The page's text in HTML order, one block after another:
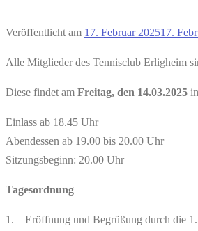
Veröffentlicht am 17. Februar 202517.
Alle Mitglieder des Tennisclub Erligheim
Diese findet am Freitag, den 14.03.2025
Einlass ab 18.45 Uhr
Abendessen ab 19.00 bis 20.00 Uhr
Sitzungsbeginn: 20.00 Uhr
Tagesordnung
1. Eröffnung und Begrüßung durch die 1.